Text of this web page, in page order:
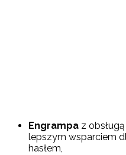
Engrampa z
lepszym wsparciem
hasłem,